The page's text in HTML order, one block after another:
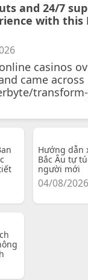
and 24/7
with this
casinos
came across
Hướng dẫn
Bắc Âu tự
người mới
04/08/2026